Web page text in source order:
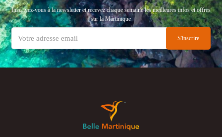
Inscrivez-vous à la newsletter et recevez chaque semaine les meilleures infos et offres
sur la Martinique